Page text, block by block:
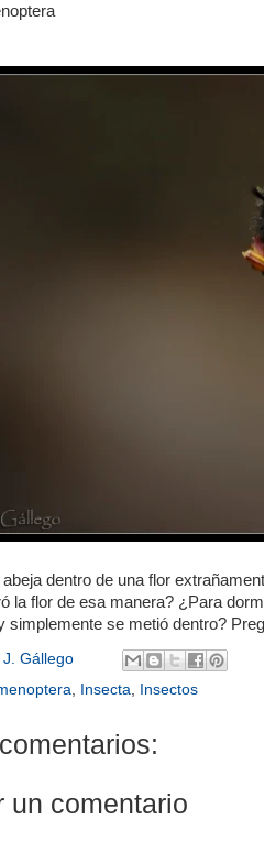
dentro de una flor
la flor de esa manera? ¿Para
simplemente se metió dentro?
J. Gállego
, Insecta, Insectos
un comentario